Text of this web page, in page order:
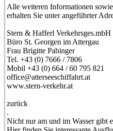
Alle weiteren Informationen
erhalten Sie unter angeführter
Stern & Hafferl Verkehrsges.mbH
Büro St. Georgen im Attergau
Frau Brigitte Pabinger
Tel. +43 (0) 7666 / 7806
Mobil +43 (0) 664 / 60 795 821
office@atterseeschiffahrt.at
www.stern-verkehr.at
zurück
.
Nicht nur am und im Wasser gibt